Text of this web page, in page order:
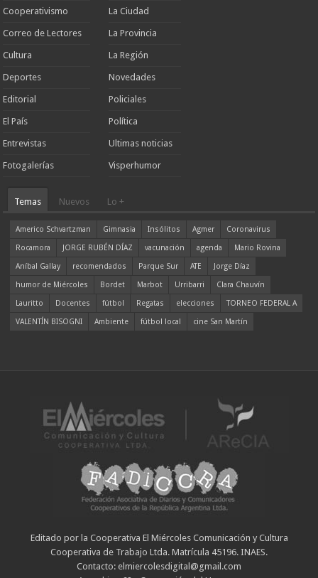
Cooperativismo
Correo de Lectores
Cultura
Deportes
Editorial
El País
Entrevistas
Fotogalerías
La Ciudad
La Provincia
La Región
Novedades
Policiales
Política
Ultimas noticias
Visperhumor
Temas Nuevos Lo +
Americo Schvartzman Gimnasia Insólitos Agmer
Coronavirus
Rocamora
JORGE RUBÉN DÍAZ vacunación agenda
Mario Rovina
Aníbal Gallay
recomendados Parque Sur ATE
Jorge Díaz
humor de Miércoles
Bordet Marbot Urribarri
Clara Chauvín
Lauritto
Docentes fútbol Regatas elecciones
TORNEO FEDERAL A
VALENTÍN BISOGNI
Ambiente fútbol local cine San Martín
Editado por la Cooperativa El Miércoles Comunicación y Cultura
Cooperativa de Trabajo Ltda. Matrícula 45196. INAES.
Contacto: elmiercolesdigital@gmail.com